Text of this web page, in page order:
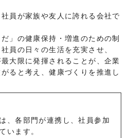
員が家族や友人に誇れる会社で
」の健康保持・増進のための制
員の日々の生活を充実させ、
大限に発揮されることが、企業
ると考え、健康づくりを推進し
、各部門が連携し、社員参加
います。